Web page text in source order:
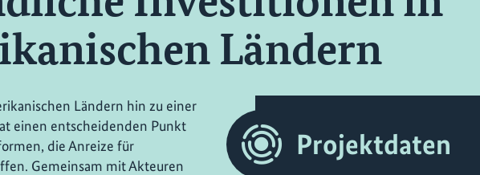
Ländern
Ländern hin zu einer
einen entscheidenden Punkt
die Anreize für
Gemeinsam mit Akteuren
Projektdaten